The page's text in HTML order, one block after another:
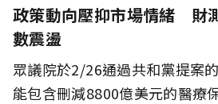
政策動向壓抑市場情緒 財
數震盪
眾議院於2/26通過共和黨提案
能包含刪減8800億美元的醫療